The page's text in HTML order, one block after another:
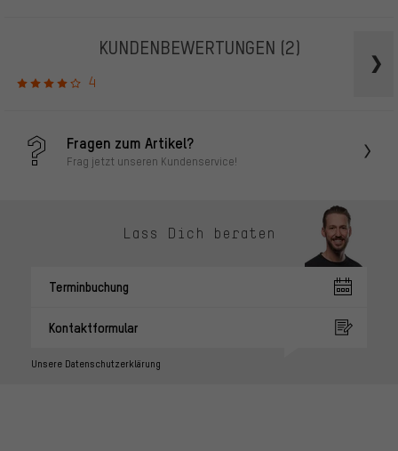
KUNDENBEWERTUNGEN (2)
4
Fragen zum Artikel?
Frag jetzt unseren Kundenservice!
Lass Dich beraten
Terminbuchung
Kontaktformular
Unsere Datenschutzerklärung